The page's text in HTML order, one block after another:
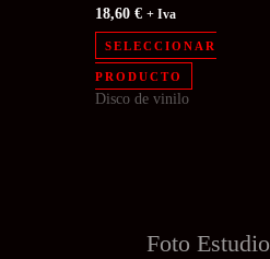
18,60€ + Iva
SELECCIONAR
PRODUCTO
Disco de vinilo
Foto Estudio